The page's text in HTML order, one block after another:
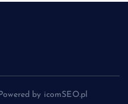
by icomSEO.pl